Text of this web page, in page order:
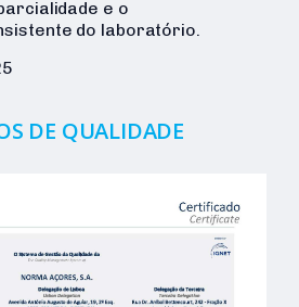
e o
do laboratório.
DE QUALIDADE